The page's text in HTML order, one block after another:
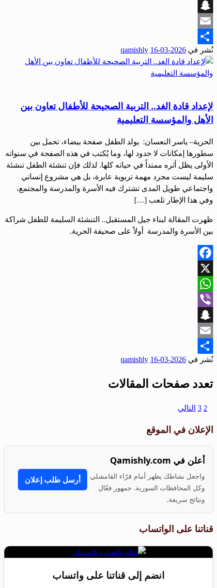
Viber
Snapchat
Email
Share
نُشر في 2026-03-16
qamishly
لإعداد قادة الغد.. التربية الصحيحة للأطفال تعاون بين
الأهل والمؤسسة التعليمية
الحرية– ياسر النعسان: يولد الطفل صفحة بيضاء، تحمل بين
سطورها إمكانات لا حدود لها، وما يُكتب في هذه الصفحة في سنواته
الأولى يظل أثره ممتداً في حياته كلها. لذلك فإن تنشئة الطفل تنشئة
سليمة ليست مجرد مهمة تربوية عابرة، بل هي مشروع إنساني
واجتماعي طويل المدى تشترك فيه الأسرة والمدرسة والمجتمع،
وفي هذا الإطار تلعب […]
ظهرت المقالة لبناء جيل المستقبل.. التنشئة السليمة للطفل شراكة
بين الأسرة والمدرسة أولاً على صحيفة الحرية.
Facebook
X
WhatsApp
Viber
Snapchat
Email
Share
نُشر في 2026-03-16
qamishly
تعدد صفحات المقالات
2
3 التالي
الإعلان في الموقع
أعلن في Qamishly.com
واجعل نشاطك يظهر أمام قرّاء القامشلي
وكل المحافظات السورية. جمهور فعّال
ونتائج سريعة.
أرسل طلب إعلان
قناتنا على الواتساب
انضم إلى قناتنا على واتساب